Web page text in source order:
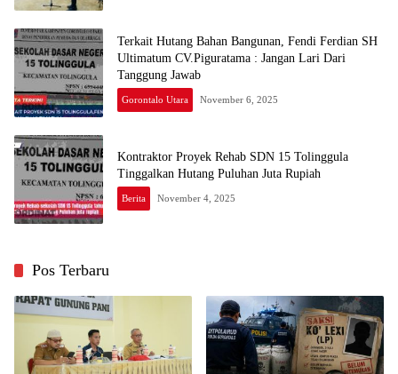
Terkait Hutang Bahan Bangunan, Fendi Ferdian SH
Ultimatum CV.Piguratama : Jangan Lari Dari
Tanggung Jawab
Gorontalo Utara November 6, 2025
Kontraktor Proyek Rehab SDN 15 Tolinggula
Tinggalkan Hutang Puluhan Juta Rupiah
Berita November 4, 2025
Pos Terbaru